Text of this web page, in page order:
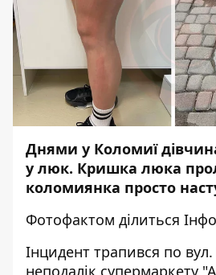
Днями у Коломиї
у люк. Кришка люка
коломиянка просто
Фотофактом ділиться
Інцидент трапився по
неподалік супермаркету